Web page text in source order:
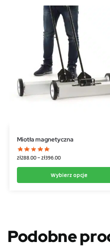
Miotła magnetyczna
zł288.00– zł396.00
Wybierz opcje
Podobne